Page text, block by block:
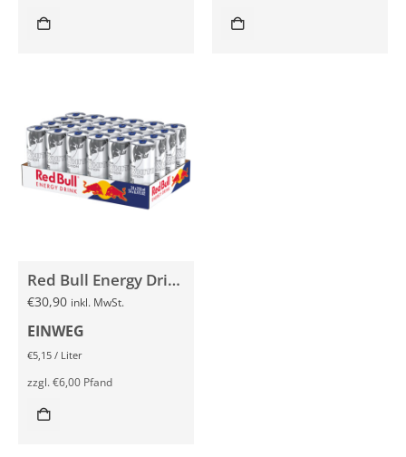
Red Bull Energy Drink WHITE EDITION Kokos-Blaubeere 24x 250ml
€30,90 inkl. MwSt.
EINWEG
€5,15 / Liter
zzgl.€6,00 Pfand